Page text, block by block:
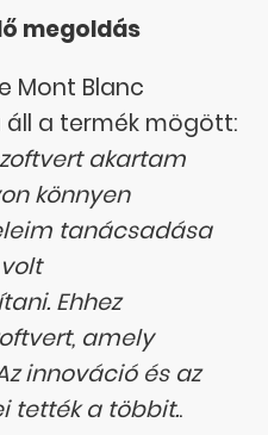
megoldás
Mont Blanc
a termék mögött:
akartam
könnyen
tanácsadása
Ehhez
amely
innováció és az
tették a többit..